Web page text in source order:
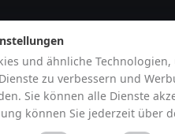
und ähnliche
zu verbessern und
Sie können alle Dienste
können Sie jederzeit über